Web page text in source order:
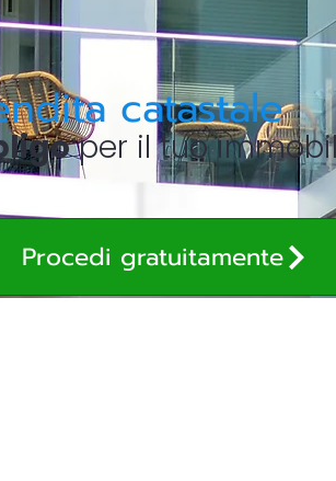
catastale
per il tuo
Procedi gratuitamente